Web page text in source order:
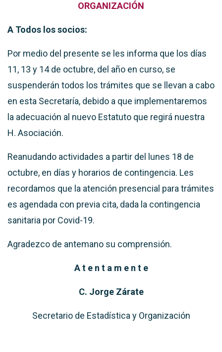
ORGANIZACIÓN
A Todos los socios:
Por medio del presente se les informa que los días
11, 13 y 14 de octubre, del año en curso, se
suspenderán todos los trámites que se llevan a cabo
en esta Secretaría, debido a que implementaremos
la adecuación al nuevo Estatuto que regirá nuestra
H. Asociación.
Reanudando actividades a partir del lunes 18 de
octubre, en días y horarios de contingencia. Les
recordamos que la atención presencial para trámites
es agendada con previa cita, dada la contingencia
sanitaria por Covid-19.
Agradezco de antemano su comprensión.
A t e n t a m e n t e
C. Jorge Zárate
Secretario de Estadística y Organización